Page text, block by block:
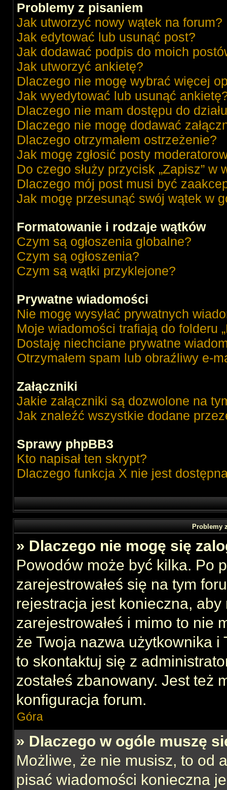
Problemy z pisaniem
Jak utworzyć nowy wątek na forum?
Jak edytować lub usunąć post?
Jak dodawać podpis do moich
Jak utworzyć ankietę?
Dlaczego nie mogę wybrać więcej
Jak wyedytować lub usunąć
Dlaczego nie mam dostępu do
Dlaczego nie mogę dodawać
Dlaczego otrzymałem ostrzeżenie?
Jak mogę zgłosić posty
Do czego służy przycisk „Zapisz”
Dlaczego mój post musi być
Jak mogę przesunąć swój wątek w
Formatowanie i rodzaje wątków
Czym są ogłoszenia globalne?
Czym są ogłoszenia?
Czym są wątki przyklejone?
Prywatne wiadomości
Nie mogę wysyłać prywatnych
Moje wiadomości trafiają do folderu
Dostaję niechciane prywatne
Otrzymałem spam lub obraźliwy e-
Załączniki
Jakie załączniki są dozwolone na
Jak znaleźć wszystkie dodane
Sprawy phpBB3
Kto napisał ten skrypt?
Dlaczego funkcja X nie jest
Problemy
» Dlaczego nie mogę się
Powodów może być kilka. Po
zarejestrowałeś się na tym
rejestracja jest konieczna,
zarejestrowałeś i mimo to nie
że Twoja nazwa użytkownika i
to skontaktuj się z
zostałeś zbanowany. Jest też
konfiguracja forum.
Góra
» Dlaczego w ogóle muszę
Możliwe, że nie musisz, to od
pisać wiadomości konieczna